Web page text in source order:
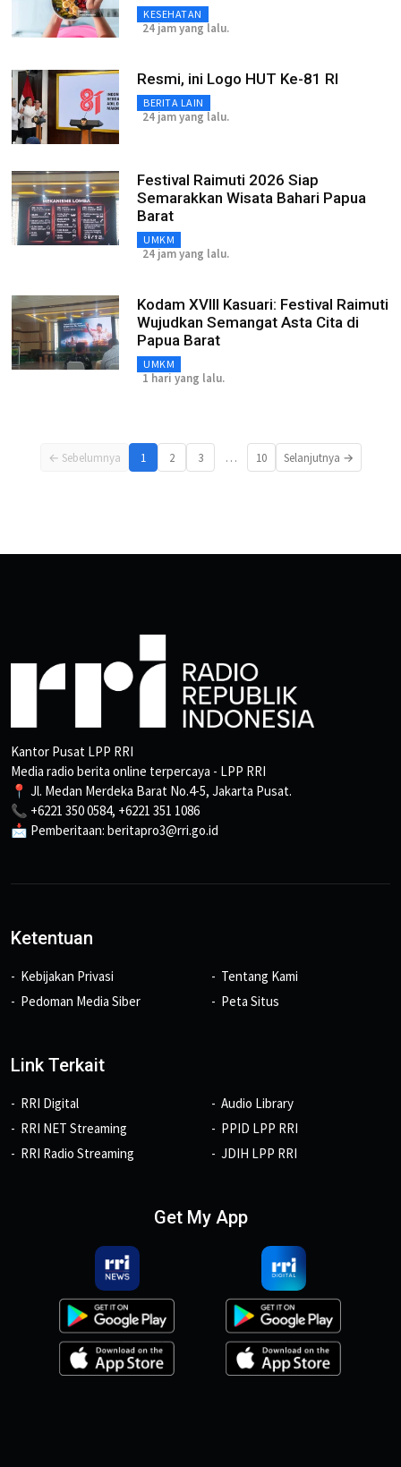
KESEHATAN
24 jam yang lalu.
Resmi, ini Logo HUT Ke-81 RI
BERITA LAIN
24 jam yang lalu.
Festival Raimuti 2026 Siap
Semarakkan Wisata Bahari Papua
Barat
UMKM
24 jam yang lalu.
Kodam XVIII Kasuari: Festival Raimuti
Wujudkan Semangat Asta Cita di
Papua Barat
UMKM
1 hari yang lalu.
← Sebelumnya 1 2 3 … 10 Selanjutnya →
Kantor Pusat LPP RRI
Media radio berita online terpercaya - LPP RRI
📍 Jl. Medan Merdeka Barat No.4-5, Jakarta Pusat.
📞 +6221 350 0584, +6221 351 1086
📩 Pemberitaan: beritapro3@rri.go.id
Ketentuan
Kebijakan Privasi
Pedoman Media Siber
Tentang Kami
Peta Situs
Link Terkait
RRI Digital
RRI NET Streaming
RRI Radio Streaming
Audio Library
PPID LPP RRI
JDIH LPP RRI
Get My App